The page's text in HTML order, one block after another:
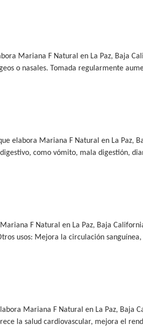
Mariana F Natural en La Paz, Baja
o nasales. Tomada regularmente
elabora Mariana F Natural en La Paz,
como vómito, mala digestión,
F Natural en La Paz, Baja
usos: Mejora la circulación
Mariana F Natural en La Paz, Baja
la salud cardiovascular, mejora el